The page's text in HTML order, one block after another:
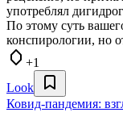
употреблял
По этому суть
конспирологии, но
+1
Look
Ковид-пандемия: